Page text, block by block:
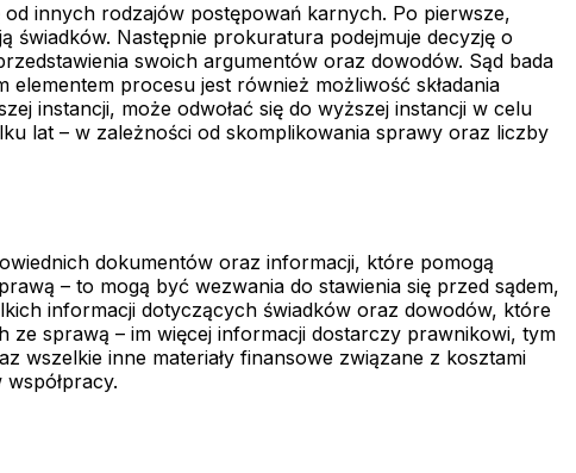
innych rodzajów postępowań karnych. Po pierwsze,
świadków. Następnie prokuratura podejmuje decyzję o
swoich argumentów oraz dowodów. Sąd bada
procesu jest również możliwość składania
instancji, może odwołać się do wyższej instancji w celu
lat – w zależności od skomplikowania sprawy oraz liczby
dokumentów oraz informacji, które pomogą
– to mogą być wezwania do stawienia się przed sądem,
informacji dotyczących świadków oraz dowodów, które
sprawą – im więcej informacji dostarczy prawnikowi, tym
wszelkie inne materiały finansowe związane z kosztami